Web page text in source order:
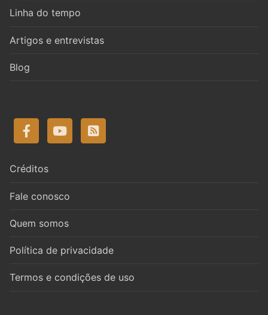
Linha do tempo
Artigos e entrevistas
Blog
Créditos
Fale conosco
Quem somos
Política de privacidade
Termos e condições de uso